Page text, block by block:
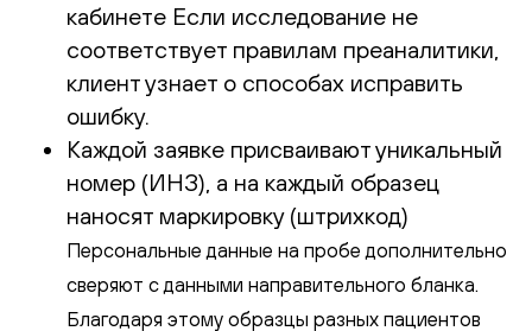
кабинете Если исследование не
соответствует правилам преаналитики,
клиент узнает о способах исправить
ошибку.
Каждой заявке присваивают уникальный
номер (ИНЗ), а на каждый образец
наносят маркировку (штрихкод)
Персональные данные на пробе дополнительно
сверяют с данными направительного бланка.
Благодаря этому образцы разных пациентов